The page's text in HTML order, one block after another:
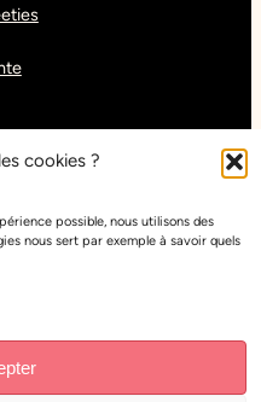
cookies ?
possible, nous utilisons des
nous sert par exemple à savoir quels